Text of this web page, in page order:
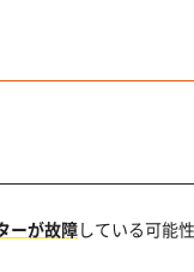
ーが故障している可能